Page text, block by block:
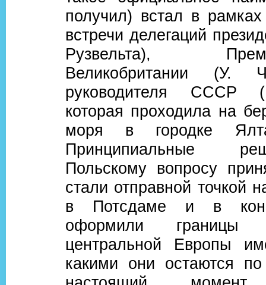
получил) встал в
встречи делегаций
Рузвельта),
Великобритании (У.
руководителя СССР
которая проходила на
моря в городке
Принципиальные
Польскому вопросу
стали отправной точкой
в Потсдаме и в
оформили границы
центральной Европы
какими они остаются